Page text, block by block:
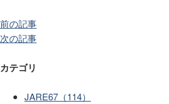
前の記事
次の記事
カテゴリ
JARE67（114）